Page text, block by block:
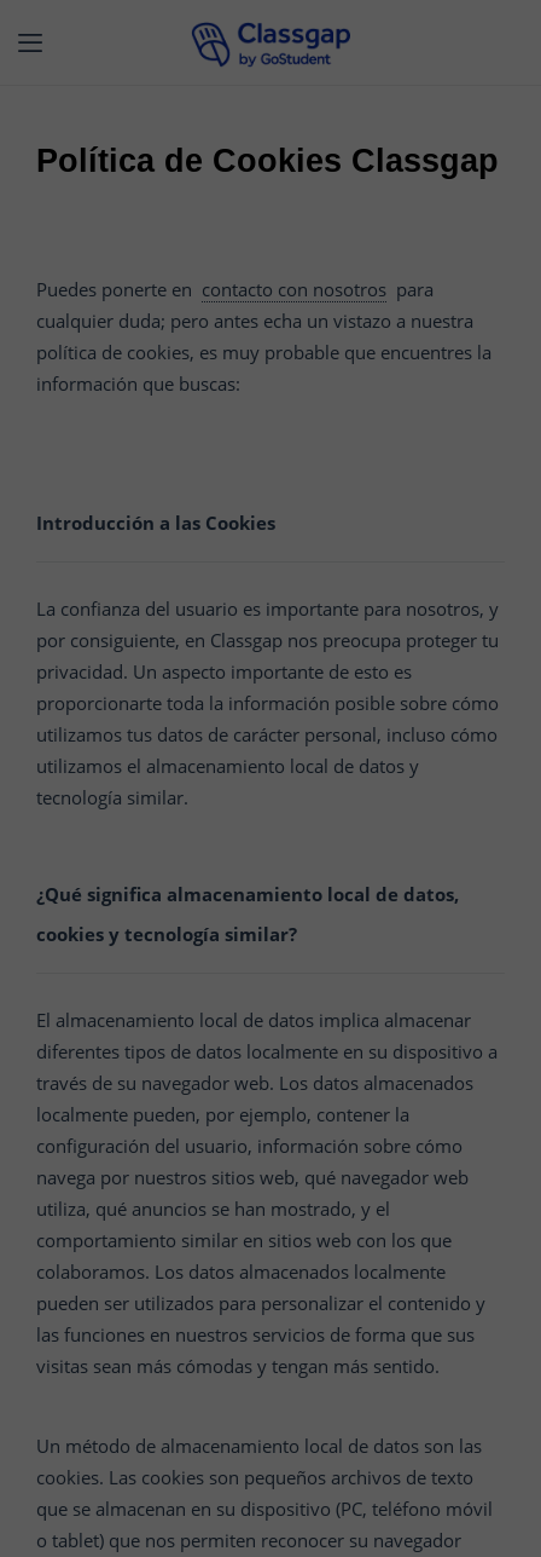
Política de Cookies Classgap
Puedes ponerte en contacto con nosotros para
cualquier duda; pero antes echa un vistazo a nuestra
política de cookies, es muy probable que encuentres la
información que buscas:
Introducción a las Cookies
La confianza del usuario es importante para nosotros, y
por consiguiente, en Classgap nos preocupa proteger tu
privacidad. Un aspecto importante de esto es
proporcionarte toda la información posible sobre cómo
utilizamos tus datos de carácter personal, incluso cómo
utilizamos el almacenamiento local de datos y
tecnología similar.
¿Qué significa almacenamiento local de datos,
cookies y tecnología similar?
El almacenamiento local de datos implica almacenar
diferentes tipos de datos localmente en su dispositivo a
través de su navegador web. Los datos almacenados
localmente pueden, por ejemplo, contener la
configuración del usuario, información sobre cómo
navega por nuestros sitios web, qué navegador web
utiliza, qué anuncios se han mostrado, y el
comportamiento similar en sitios web con los que
colaboramos. Los datos almacenados localmente
pueden ser utilizados para personalizar el contenido y
las funciones en nuestros servicios de forma que sus
visitas sean más cómodas y tengan más sentido.
Un método de almacenamiento local de datos son las
cookies. Las cookies son pequeños archivos de texto
que se almacenan en su dispositivo (PC, teléfono móvil
o tablet) que nos permiten reconocer su navegador